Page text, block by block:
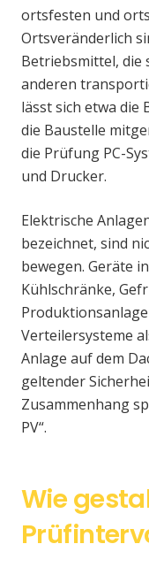
ortsfesten und
Ortsveränderlich
Betriebsmittel, die
anderen
lässt sich etwa die
die Baustelle
die Prüfung PC-
und Drucker.
Elektrische
bezeichnet, sind
bewegen. Geräte
Kühlschränke,
Verteilersysteme
Anlage auf dem
geltender
Zusammenhang
PV“.
Wie